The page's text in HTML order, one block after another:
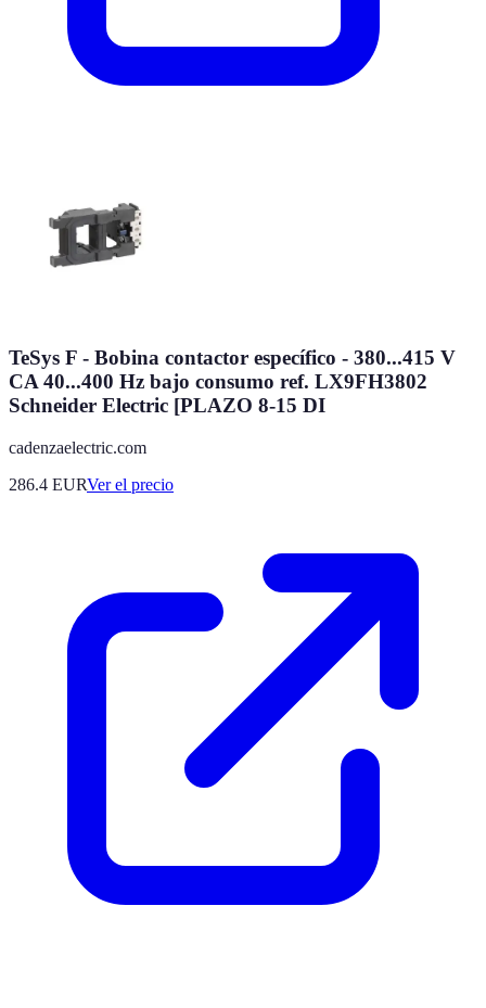
TeSys F - Bobina contactor específico - 380...415 V
CA 40...400 Hz bajo consumo ref. LX9FH3802
Schneider Electric [PLAZO 8-15 DI
cadenzaelectric.com
286.4 EURVer el precio